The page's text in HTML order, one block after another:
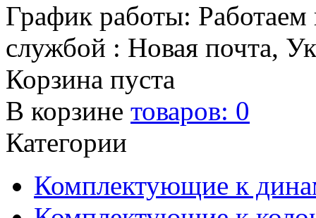
График работы: Работаем
службой : Новая почта,
Корзина пуста
В корзине товаров: 0
Категории
Комплектующие к